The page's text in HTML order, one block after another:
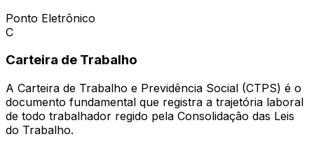
Ponto Eletrônico
C
Carteira de Trabalho
A Carteira de Trabalho e Previdência Social (CTPS) é o
documento fundamental que registra a trajetória laboral
de todo trabalhador regido pela Consolidação das Leis
do Trabalho.